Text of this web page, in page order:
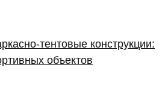
конструкции:
объектов